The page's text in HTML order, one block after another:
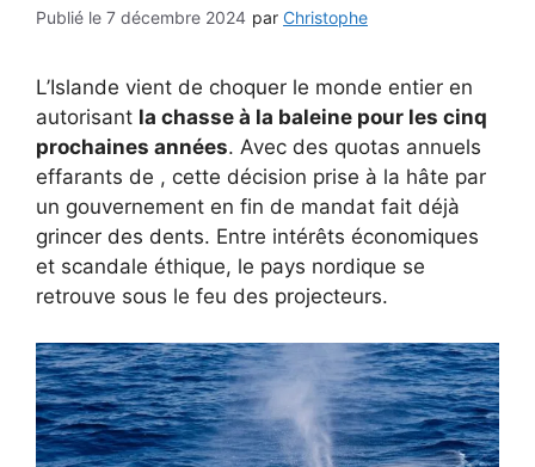
7 décembre 2024 par Christophe
L’Islande vient de choquer le monde entier en
autorisant la chasse à la baleine pour les cinq
prochaines années. Avec des quotas annuels
effarants de , cette décision prise à la hâte par
un gouvernement en fin de mandat fait déjà
grincer des dents. Entre intérêts économiques
et scandale éthique, le pays nordique se
retrouve sous le feu des projecteurs.